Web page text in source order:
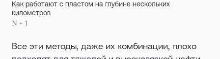
Как работают с пластом на глубине нескольких
километров
N + 1
Все эти методы, даже их комбинации, плохо